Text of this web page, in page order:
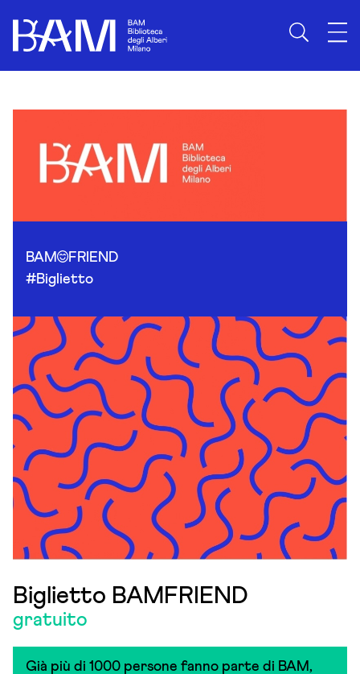
BAM
FRIEND
#Biglietto
Biglietto BAMFRIEND
gratuito
Già più di 1000 persone fanno parte di BAM,